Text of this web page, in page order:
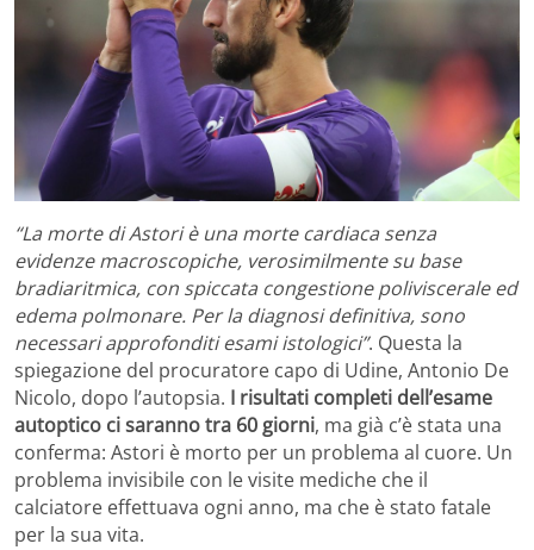
“La morte di Astori è una morte cardiaca senza
evidenze macroscopiche, verosimilmente su base
bradiaritmica, con spiccata congestione poliviscerale ed
edema polmonare. Per la diagnosi definitiva, sono
necessari approfonditi esami istologici”. Questa la
spiegazione del procuratore capo di Udine, Antonio De
Nicolo, dopo l’autopsia. I risultati completi dell’esame
autoptico ci saranno tra 60 giorni, ma già c’è stata una
conferma: Astori è morto per un problema al cuore. Un
problema invisibile con le visite mediche che il
calciatore effettuava ogni anno, ma che è stato fatale
per la sua vita.